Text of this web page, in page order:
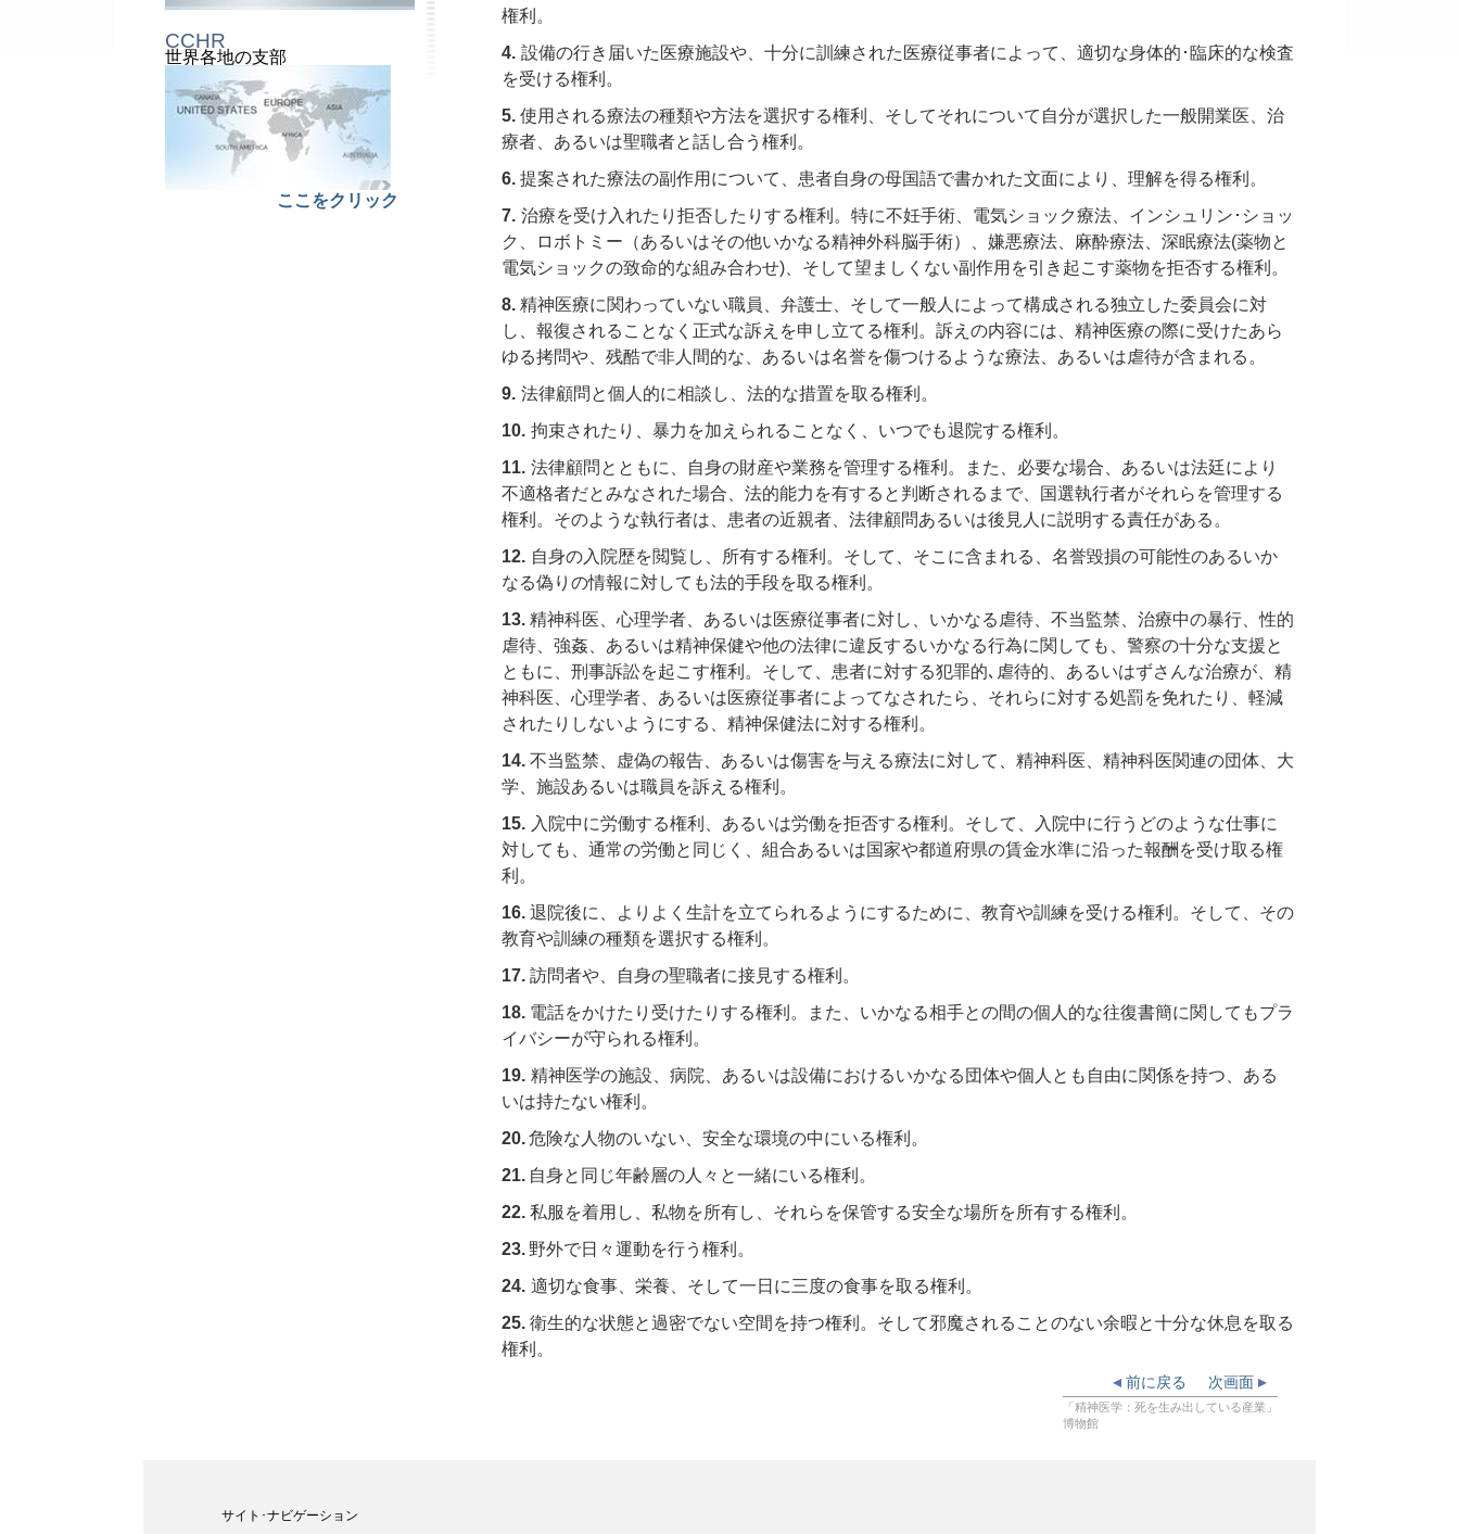
権利。
4. 設備の行き届いた医療施設や、十分に訓練された医療従事者によって、適切な身体的･臨床的な検査
を受ける権利。
5. 使用される療法の種類や方法を選択する権利、そしてそれについて自分が選択した一般開業医、治
療者、あるいは聖職者と話し合う権利。
6. 提案された療法の副作用について、患者自身の母国語で書かれた文面により、理解を得る権利。
7. 治療を受け入れたり拒否したりする権利。特に不妊手術、電気ショック療法、インシュリン･ショッ
ク、ロボトミー（あるいはその他いかなる精神外科脳手術）、嫌悪療法、麻酔療法、深眠療法(薬物と
電気ショックの致命的な組み合わせ)、そして望ましくない副作用を引き起こす薬物を拒否する権利。
8. 精神医療に関わっていない職員、弁護士、そして一般人によって構成される独立した委員会に対
し、報復されることなく正式な訴えを申し立てる権利。訴えの内容には、精神医療の際に受けたあら
ゆる拷問や、残酷で非人間的な、あるいは名誉を傷つけるような療法、あるいは虐待が含まれる。
9. 法律顧問と個人的に相談し、法的な措置を取る権利。
10. 拘束されたり、暴力を加えられることなく、いつでも退院する権利。
11. 法律顧問とともに、自身の財産や業務を管理する権利。また、必要な場合、あるいは法廷により
不適格者だとみなされた場合、法的能力を有すると判断されるまで、国選執行者がそれらを管理する
権利。そのような執行者は、患者の近親者、法律顧問あるいは後見人に説明する責任がある。
12. 自身の入院歴を閲覧し、所有する権利。そして、そこに含まれる、名誉毀損の可能性のあるいか
なる偽りの情報に対しても法的手段を取る権利。
13. 精神科医、心理学者、あるいは医療従事者に対し、いかなる虐待、不当監禁、治療中の暴行、性的
虐待、強姦、あるいは精神保健や他の法律に違反するいかなる行為に関しても、警察の十分な支援と
ともに、刑事訴訟を起こす権利。そして、患者に対する犯罪的､虐待的、あるいはずさんな治療が、精
神科医、心理学者、あるいは医療従事者によってなされたら、それらに対する処罰を免れたり、軽減
されたりしないようにする、精神保健法に対する権利。
14. 不当監禁、虚偽の報告、あるいは傷害を与える療法に対して、精神科医、精神科医関連の団体、大
学、施設あるいは職員を訴える権利。
15. 入院中に労働する権利、あるいは労働を拒否する権利。そして、入院中に行うどのような仕事に
対しても、通常の労働と同じく、組合あるいは国家や都道府県の賃金水準に沿った報酬を受け取る権
利。
16. 退院後に、よりよく生計を立てられるようにするために、教育や訓練を受ける権利。そして、その
教育や訓練の種類を選択する権利。
17. 訪問者や、自身の聖職者に接見する権利。
18. 電話をかけたり受けたりする権利。また、いかなる相手との間の個人的な往復書簡に関してもプラ
イバシーが守られる権利。
19. 精神医学の施設、病院、あるいは設備におけるいかなる団体や個人とも自由に関係を持つ、ある
いは持たない権利。
20.危険な人物のいない、安全な環境の中にいる権利。
21. 自身と同じ年齢層の人々と一緒にいる権利。
22. 私服を着用し、私物を所有し、それらを保管する安全な場所を所有する権利。
23. 野外で日々運動を行う権利。
24. 適切な食事、栄養、そして一日に三度の食事を取る権利。
25. 衛生的な状態と過密でない空間を持つ権利。そして邪魔されることのない余暇と十分な休息を取る
権利。
次画面
前に戻る
「精神医学：死を生み出している産業」
博物館
CCHR
世界各地の支部
ここをクリック
サイト･ナビゲーション